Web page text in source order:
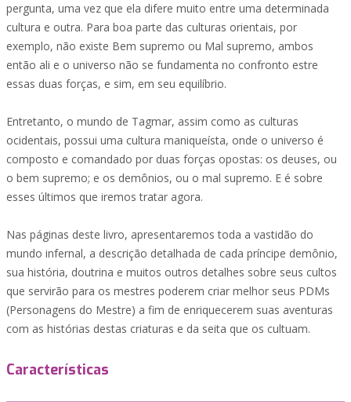
pergunta, uma vez que ela difere muito entre uma determinada
cultura e outra. Para boa parte das culturas orientais, por
exemplo, não existe Bem supremo ou Mal supremo, ambos
então ali e o universo não se fundamenta no confronto estre
essas duas forças, e sim, em seu equilíbrio.
Entretanto, o mundo de Tagmar, assim como as culturas
ocidentais, possui uma cultura maniqueísta, onde o universo é
composto e comandado por duas forças opostas: os deuses, ou
o bem supremo; e os demônios, ou o mal supremo. E é sobre
esses últimos que iremos tratar agora.
Nas páginas deste livro, apresentaremos toda a vastidão do
mundo infernal, a descrição detalhada de cada príncipe demônio,
sua história, doutrina e muitos outros detalhes sobre seus cultos
que servirão para os mestres poderem criar melhor seus PDMs
(Personagens do Mestre) a fim de enriquecerem suas aventuras
com as histórias destas criaturas e da seita que os cultuam.
Características